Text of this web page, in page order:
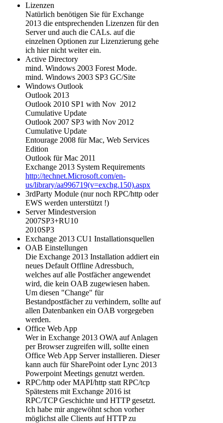
Lizenzen
Natürlich benötigen Sie für Exchange
2013 die entsprechenden Lizenzen für den
Server und auch die CALs. auf die
einzelnen Optionen zur Lizenzierung gehe
ich hier nicht weiter ein.
Active Directory
mind. Windows 2003 Forest Mode.
mind. Windows 2003 SP3 GC/Site
Windows Outlook
Outlook 2013
Outlook 2010 SP1 with Nov 2012
Cumulative Update
Outlook 2007 SP3 with Nov 2012
Cumulative Update
Entourage 2008 für Mac, Web Services
Edition
Outlook für Mac 2011
Exchange 2013 System Requirements
http://technet.Microsoft.com/en-
us/library/aa996719(v=exchg.150).aspx
3rdParty Module (nur noch RPC/http oder
EWS werden unterstützt !)
Server Mindestversion
2007SP3+RU10
2010SP3
Exchange 2013 CU1 Installationsquellen
OAB Einstellungen
Die Exchange 2013 Installation addiert ein
neues Default Offline Adressbuch,
welches auf alle Postfächer angewendet
wird, die kein OAB zugewiesen haben.
Um diesen "Change" für
Bestandpostfächer zu verhindern, sollte auf
allen Datenbanken ein OAB vorgegeben
werden.
Office Web App
Wer in Exchange 2013 OWA auf Anlagen
per Browser zugreifen will, sollte einen
Office Web App Server installieren. Dieser
kann auch für SharePoint oder Lync 2013
Powerpoint Meetings genutzt werden.
RPC/http oder MAPI/http statt RPC/tcp
Spätestens mit Exchange 2016 ist
RPC/TCP Geschichte und HTTP gesetzt.
Ich habe mir angewöhnt schon vorher
möglichst alle Clients auf HTTP zu